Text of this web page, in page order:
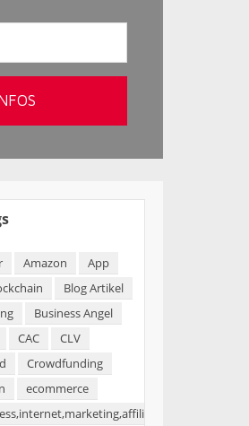
Amazon
App
Blog Artikel
Business Angel
CAC
CLV
Crowdfunding
ecommerce